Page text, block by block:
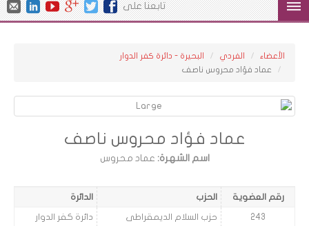
تابعنا على
الأعضاء الفردي
البحيرة - دائرة كفر الدوار
عماد فؤاد محروس ناصف
عماد فؤاد محروس ناصف
اسم الشهرة: عماد محروس
رقم العضوية الحزب الدائرة
243 حزب السلام الديمقراطى دائرة كفر الدوار